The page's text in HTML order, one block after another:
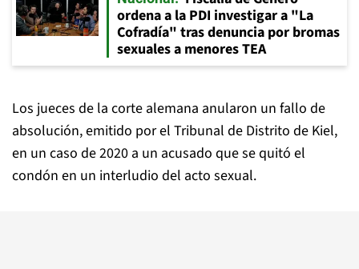
ordena a la PDI investigar a "La
Cofradía" tras denuncia por bromas
sexuales a menores TEA
Los jueces de la corte alemana anularon un fallo de
absolución, emitido por el Tribunal de Distrito de Kiel,
en un caso de 2020 a un acusado que se quitó el
condón en un interludio del acto sexual.